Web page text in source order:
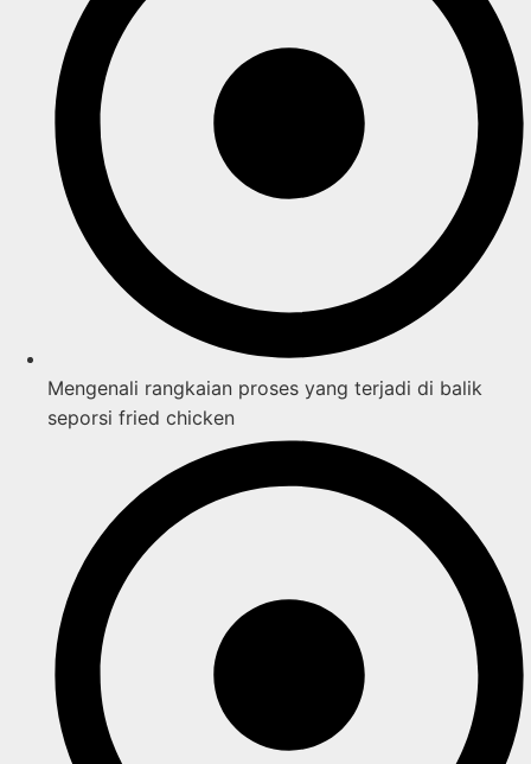
Mengenali rangkaian proses yang terjadi di balik
seporsi fried chicken